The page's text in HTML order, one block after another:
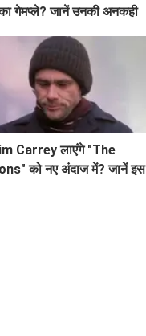
गेमप्ले? जानें उनकी अनकही
Carrey लाएंगे "The
को नए अंदाज में? जानें इस